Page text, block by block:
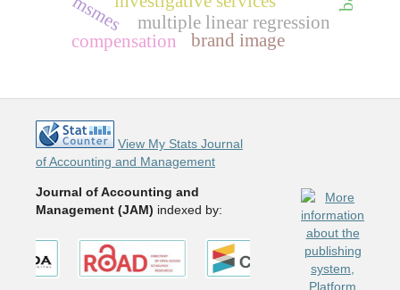
multiple linear regression
msmes
brand image
compensation
View My Stats Journal
of Accounting and Management
Journal of Accounting and
Management (JAM) indexed by: